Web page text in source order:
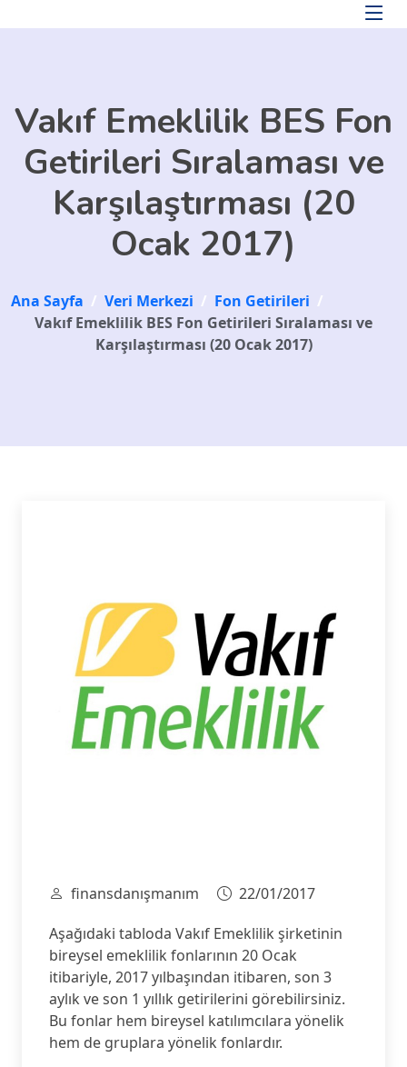
Vakıf Emeklilik BES Fon
Getirileri Sıralaması ve
Karşılaştırması (20
Ocak 2017)
Ana Sayfa / Veri Merkezi / Fon Getirileri /
Vakıf Emeklilik BES Fon Getirileri Sıralaması ve
Karşılaştırması (20 Ocak 2017)
finansdanışmanım
22/01/2017
Aşağıdaki tabloda Vakıf Emeklilik şirketinin
bireysel emeklilik fonlarının 20 Ocak
itibariyle, 2017 yılbaşından itibaren, son 3
aylık ve son 1 yıllık getirilerini görebilirsiniz.
Bu fonlar hem bireysel katılımcılara yönelik
hem de gruplara yönelik fonlardır.